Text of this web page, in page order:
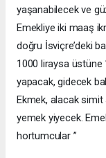
yaşanabilecek ve
Emekliye iki maaş
doğru İsviçre’deki
1000 liraysa üstüne
yapacak, gidecek
Ekmek, alacak
yemek yiyecek.
hortumcular ”